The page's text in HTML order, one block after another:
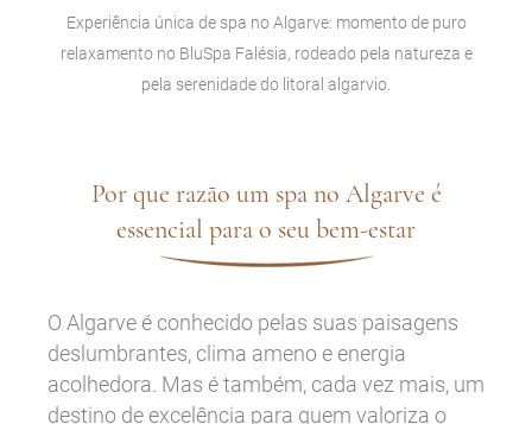
Experiência única de spa no Algarve: momento de puro
relaxamento no BluSpa Falésia, rodeado pela natureza e
pela serenidade do litoral algarvio.
Por que razão um spa no Algarve é
essencial para o seu bem-estar
O Algarve é conhecido pelas suas paisagens
deslumbrantes, clima ameno e energia
acolhedora. Mas é também, cada vez mais, um
destino de excelência para quem valoriza o